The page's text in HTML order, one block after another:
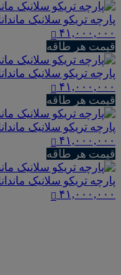
پارچه تریکو سلانیک
۴۱,۰۰۰,۰۰۰
قیمت هر طاقه
پارچه تریکو سلانیک
۴۱,۰۰۰,۰۰۰
قیمت هر طاقه
پارچه تریکو سلانیک
۴۱,۰۰۰,۰۰۰
قیمت هر طاقه
پارچه تریکو سلانیک
۴۱,۰۰۰,۰۰۰